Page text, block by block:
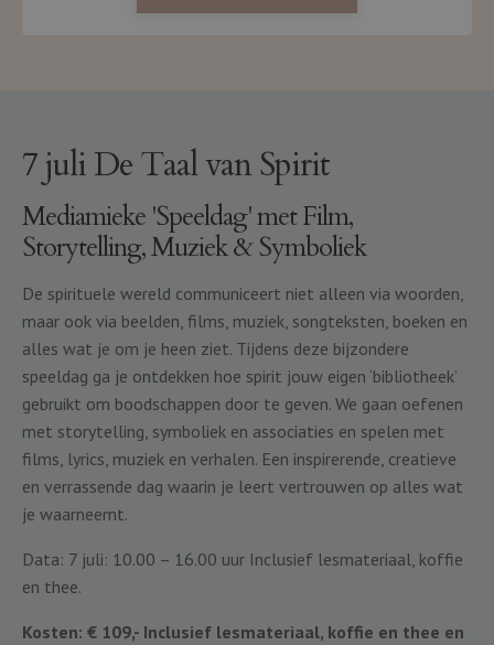
7 juli De Taal van Spirit
Mediamieke 'Speeldag' met Film,
Storytelling, Muziek & Symboliek
De spirituele wereld communiceert niet alleen via woorden,
maar ook via beelden, films, muziek, songteksten, boeken en
alles wat je om je heen ziet. Tijdens deze bijzondere
speeldag ga je ontdekken hoe spirit jouw eigen ‘bibliotheek’
gebruikt om boodschappen door te geven. We gaan oefenen
met storytelling, symboliek en associaties en spelen met
films, lyrics, muziek en verhalen. Een inspirerende, creatieve
en verrassende dag waarin je leert vertrouwen op alles wat
je waarneemt.
Data: 7 juli: 10.00 – 16.00 uur Inclusief lesmateriaal, koffie
en thee.
Kosten: € 109,- Inclusief lesmateriaal, koffie en thee en